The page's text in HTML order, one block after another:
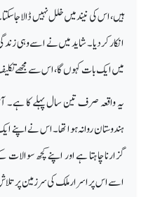
ہیں،اس کی نیند میں خلل نہیں
انکار کر دیا۔ شاید میں نے اسے وہی زندگی
میں ایک بات کہوں گا، اس سے مجھے
یہ واقعہ صرف تین سال پہلے کا ہے۔
ہندوستان روانہ ہوا تھا۔ اس نے اپنے
گزارنا چاہتا ہے اور اپنے کچھ
اسے اس پراسرار ملک کی سرزمین پر تلاش